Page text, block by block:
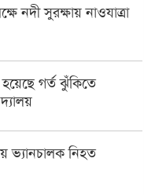
নদী সুরক্ষায় নাওযাত্রা
গর্ত ঝুঁকিতে
ভ্যানচালক নিহত